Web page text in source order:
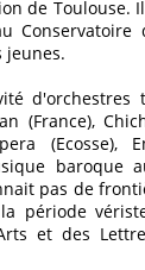
de Toulouse.
jeunes.
d'orchestres
(France),
(Ecosse),
baroque
pas de
période
et des